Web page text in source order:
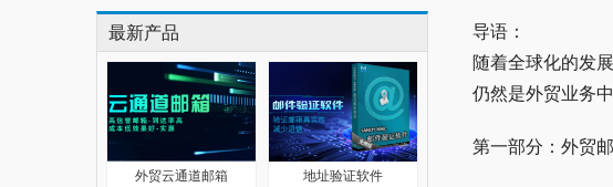
最新产品
外贸云通道邮箱 地址验证软件
导语：
随着全球化的发
仍然是外贸业务
第一部分：外贸